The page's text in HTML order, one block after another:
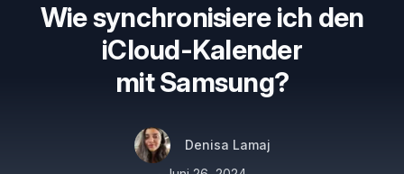
Wie synchronisiere ich den
iCloud-Kalender
mit Samsung?
Autoren
Name
Twitter
Denisa Lamaj